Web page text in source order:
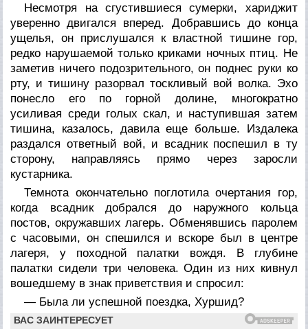
Несмотря на сгустившиеся сумерки, хариджит
уверенно двигался вперед. Добравшись до конца
ущелья, он прислушался к властной тишине гор,
редко нарушаемой только криками ночных птиц. Не
заметив ничего подозрительного, он поднес руки ко
рту, и тишину разорвал тоскливый вой волка. Эхо
понесло его по горной долине, многократно
усиливая среди голых скал, и наступившая затем
тишина, казалось, давила еще больше. Издалека
раздался ответный вой, и всадник поспешил в ту
сторону, направляясь прямо через заросли
кустарника.
Темнота окончательно поглотила очертания гор,
когда всадник добрался до наружного кольца
постов, окружавших лагерь. Обменявшись паролем
с часовыми, он спешился и вскоре был в центре
лагеря, у походной палатки вождя. В глубине
палатки сидели три человека. Один из них кивнул
вошедшему в знак приветствия и спросил:
— Была ли успешной поездка, Хуршид?